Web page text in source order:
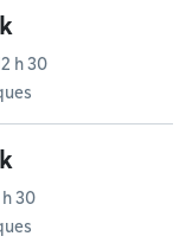
h 30
30